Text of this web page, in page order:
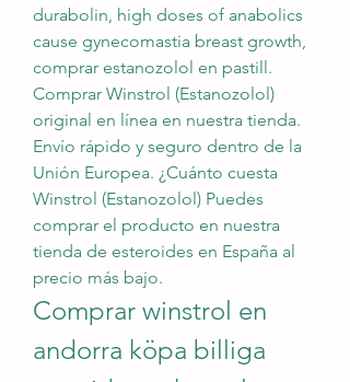
durabolin, high doses of anabolics
cause gynecomastia breast growth,
comprar estanozolol en pastill.
Comprar Winstrol (Estanozolol)
original en línea en nuestra tienda.
Envío rápido y seguro dentro de la
Unión Europea. ¿Cuánto cuesta
Winstrol (Estanozolol) Puedes
comprar el producto en nuestra
tienda de esteroides en España al
precio más bajo.
Comprar winstrol en
andorra köpa billiga